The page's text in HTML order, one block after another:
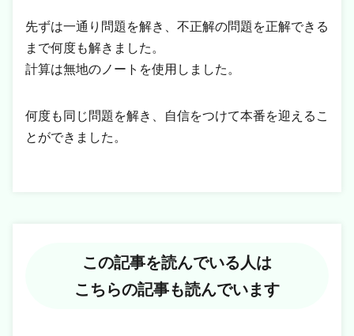
先ずは一通り問題を解き、不正解の問題を正解できる
まで何度も解きました。
計算は無地のノートを使用しました。
何度も同じ問題を解き、自信をつけて本番を迎えるこ
とができました。
この記事を読んでいる人は
こちらの記事も読んでいます